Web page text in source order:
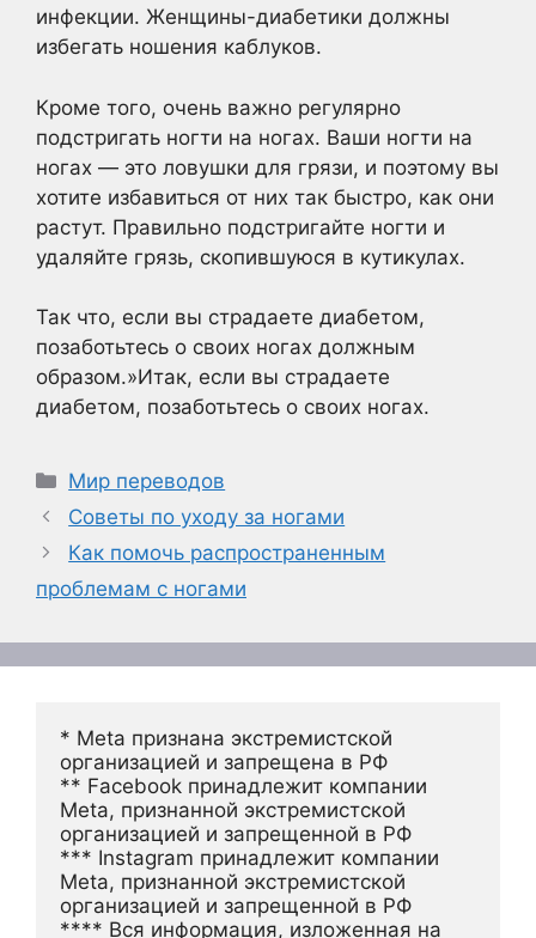
инфекции. Женщины-диабетики должны
избегать ношения каблуков.
Кроме того, очень важно регулярно
подстригать ногти на ногах. Ваши ногти на
ногах — это ловушки для грязи, и поэтому вы
хотите избавиться от них так быстро, как они
растут. Правильно подстригайте ногти и
удаляйте грязь, скопившуюся в кутикулах.
Так что, если вы страдаете диабетом,
позаботьтесь о своих ногах должным
образом.»Итак, если вы страдаете
диабетом, позаботьтесь о своих ногах.
Рубрики
Мир переводов
Советы по уходу за ногами
Как помочь распространенным
проблемам с ногами
* Meta признана экстремистской
организацией и запрещена в РФ
** Facebook принадлежит компании
Meta, признанной экстремистской
организацией и запрещенной в РФ
*** Instagram принадлежит компании
Meta, признанной экстремистской
организацией и запрещенной в РФ
**** Вся информация, изложенная на